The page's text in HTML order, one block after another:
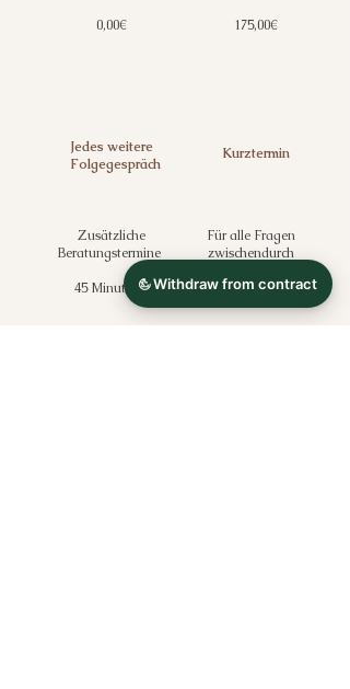
0,00€
175,00€
Jedes weitere
Folgegespräch
Zusätzliche
Beratungstermine
45 Minuten*
Kurztermin
Für alle Fragen
zwischendurch​
20 Minuten